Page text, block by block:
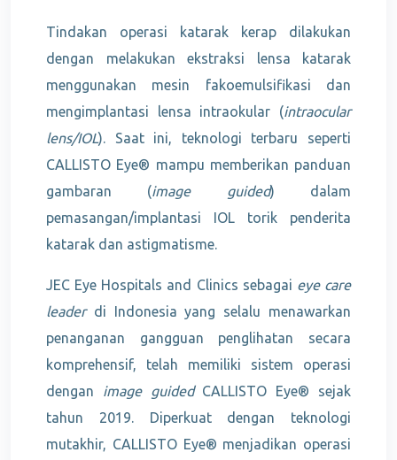
Tindakan operasi katarak kerap dilakukan
dengan melakukan ekstraksi lensa katarak
menggunakan mesin fakoemulsifikasi dan
mengimplantasi lensa intraokular (intraocular
lens/IOL). Saat ini, teknologi terbaru seperti
CALLISTO Eye® mampu memberikan panduan
gambaran (image guided) dalam
pemasangan/implantasi IOL torik penderita
katarak dan astigmatisme.
JEC Eye Hospitals and Clinics sebagai eye care
leaderdi Indonesia yang selalu menawarkan
penanganan gangguan penglihatan secara
komprehensif, telah memiliki sistem operasi
dengan image guidedCALLISTO Eye® sejak
tahun 2019. Diperkuat dengan teknologi
mutakhir, CALLISTO Eye® menjadikan operasi